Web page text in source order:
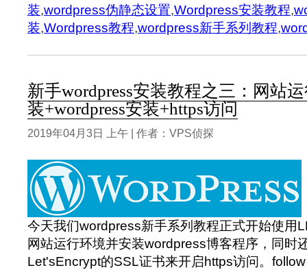
装,wordpress伪静态设置,Wordpress安装教程,
装,Wordpress教程,wordpress新手系列教程,
新手wordpress安装教程之三：网站
装+wordpress安装+https访问
2019年04月3日 上午 | 作者：VPS侦探
今天我们wordpress新手系列教程正式开始使用
网站运行环境并安装wordpress博客程序，同时
Let'sEncrypt的SSL证书来开启https访问。